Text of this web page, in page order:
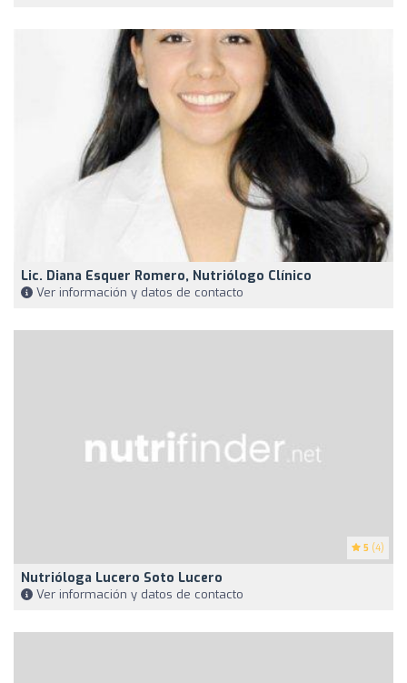
Lic. Diana Esquer Romero, Nutriólogo Clínico
Ver información y datos de contacto
5 (4)
Nutrióloga Lucero Soto Lucero
Ver información y datos de contacto